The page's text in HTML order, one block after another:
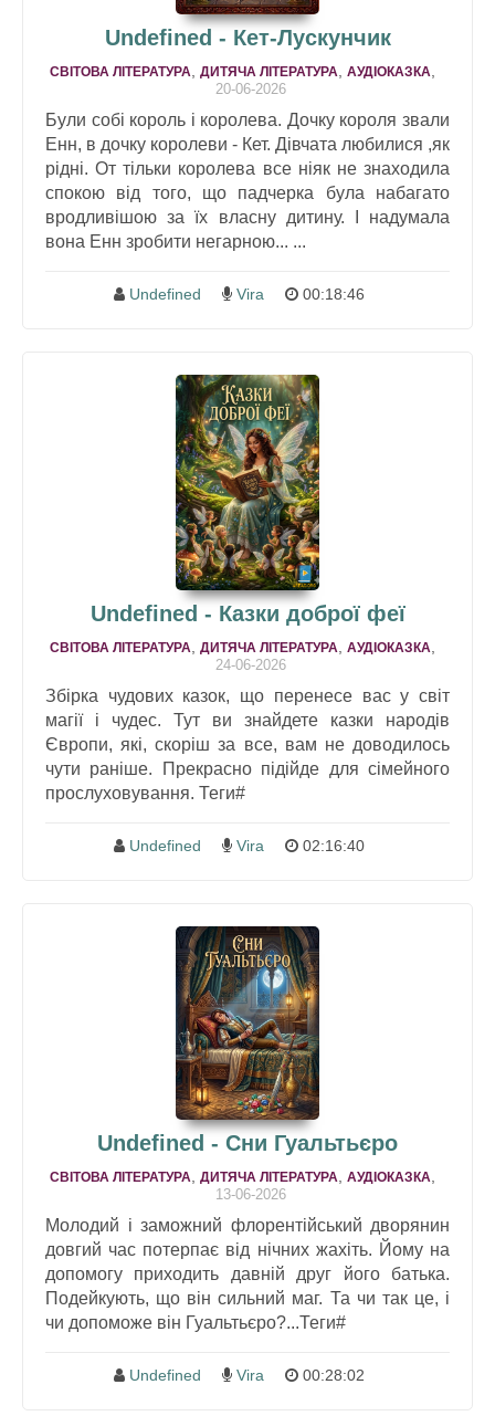
Undefined - Кет-Лускунчик
СВІТОВА ЛІТЕРАТУРА, ДИТЯЧА ЛІТЕРАТУРА, АУДІОКАЗКА,
20-06-2026
Були собі король і королева. Дочку короля звали
Енн, в дочку королеви - Кет. Дівчата любилися ,як
рідні. От тільки королева все ніяк не знаходила
спокою від того, що падчерка була набагато
вродливішою за їх власну дитину. І надумала
вона Енн зробити негарною... ...
Undefined Vira 00:18:46
Undefined - Казки доброї феї
СВІТОВА ЛІТЕРАТУРА, ДИТЯЧА ЛІТЕРАТУРА, АУДІОКАЗКА,
24-06-2026
Збірка чудових казок, що перенесе вас у світ
магії і чудес. Тут ви знайдете казки народів
Європи, які, скоріш за все, вам не доводилось
чути раніше. Прекрасно підійде для сімейного
прослуховування. Теги#
Undefined Vira 02:16:40
Undefined - Сни Гуальтьєро
СВІТОВА ЛІТЕРАТУРА ДИТЯЧА ЛІТЕРАТУРА АУДІОКАЗКА
13-06-2026
Молодий і заможний флорентійський дворянин
довгий час потерпає від нічних жахіть. Йому на
допомогу приходить давній друг його батька.
Подейкують, що він сильний маг. Та чи так це, і
чи допоможе він Гуальтьєро?...Теги#
Undefined Vira 00:28:02